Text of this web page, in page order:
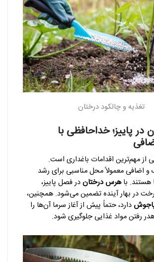
تغذیه و چالکود درختان
پاییز؛ خداحافظی با
مهم‌ترین اقدامات باغداری است.
معمولاً محل مناسبی برای رشد
هستند. باهرس درختاندر فصل پاییز،
در بهار آینده تضمین می‌شود. همچنین،
دارد، حتماً پیش از آغاز سرما آن‌ها را
رفتن مواد غذایی جلوگیری شود.